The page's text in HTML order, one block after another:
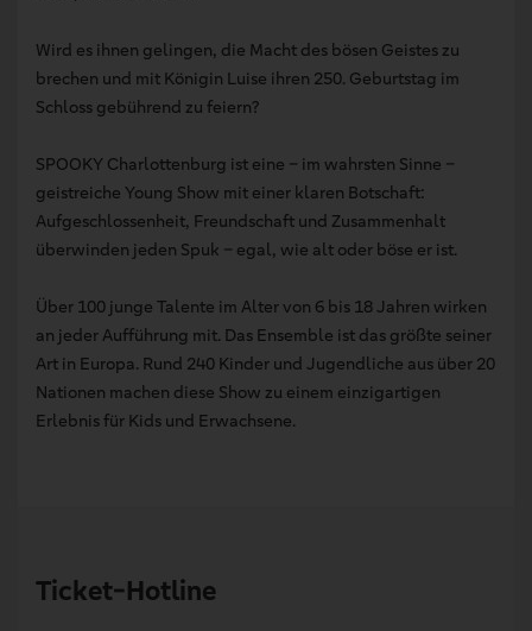
Wird es ihnen gelingen, die Macht des bösen Geistes zu
brechen und mit Königin Luise ihren 250. Geburtstag im
Schloss gebührend zu feiern?
SPOOKY Charlottenburg ist eine – im wahrsten Sinne –
geistreiche Young Show mit einer klaren Botschaft:
Aufgeschlossenheit, Freundschaft und Zusammenhalt
überwinden jeden Spuk – egal, wie alt oder böse er ist.
Über 100 junge Talente im Alter von 6 bis 18 Jahren wirken
an jeder Aufführung mit. Das Ensemble ist das größte seiner
Art in Europa. Rund 240 Kinder und Jugendliche aus über 20
Nationen machen diese Show zu einem einzigartigen
Erlebnis für Kids und Erwachsene.
Ticket-Hotline